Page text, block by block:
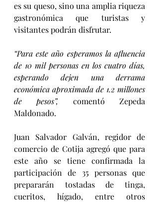
es su queso, sino una amplia riqueza
gastronómica que turistas y
visitantes podrán disfrutar.
“Para este año esperamos la afluencia
de 10 mil personas en los cuatro días,
esperando dejen una derrama
económica aproximada de 1.2 millones
de pesos”, comentó Zepeda
Maldonado.
Juan Salvador Galván, regidor de
comercio de Cotija agregó que para
este año se tiene confirmada la
participación de 35 personas que
prepararán tostadas de tinga,
cueritos, hígado, entre otros